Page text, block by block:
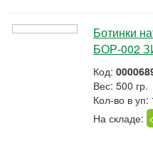
Ботинки
БОР-002
Код:
Вес: 500 гр.
Кол-во в уп:
На складе: